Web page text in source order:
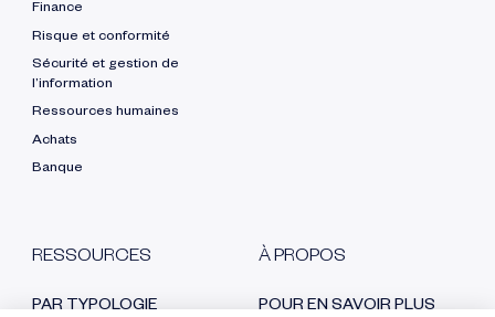
Finance
Risque et conformité
Sécurité et gestion de
l’information
Ressources humaines
Achats
Banque
RESSOURCES
PAR TYPOLOGIE
À PROPOS
POUR EN SAVOIR PLUS